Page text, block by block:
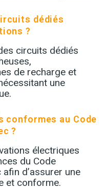
dédiés
?
circuits dédiés
de recharge et
une
conformes au Code
?
électriques
du Code
d’assurer une
et conforme.